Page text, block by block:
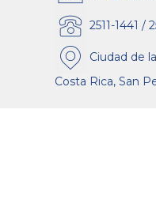
2511-1441 /
Ciudad de
Costa Rica, San